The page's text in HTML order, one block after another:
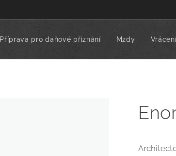
Příprava pro daňové přiznání Mzdy